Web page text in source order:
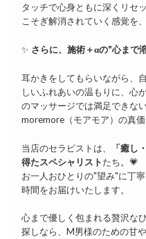
タッチで心身ともに深くリセ
こそぎ解消されていく感覚を
✨ さらに、施術＋αの"心まで
耳かきをしてもらいながら、
しいふれあいの温もりに、心
のマッサージでは満足できな
moremore（モアモア）の真
当店のセラピストは、
「癒し
得たスペシャリストたち。💗
お一人おひとりの"望み"に丁
時間をお届けいたします。
心まで優しく包まれる贅沢な
探しなら、M男様のための甘